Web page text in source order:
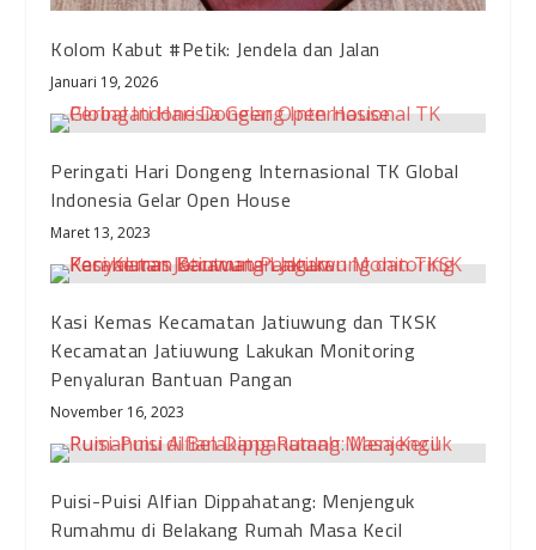
Kolom Kabut #Petik: Jendela dan Jalan
Januari 19, 2026
Peringati Hari Dongeng Internasional TK Global
Indonesia Gelar Open House
Maret 13, 2023
Kasi Kemas Kecamatan Jatiuwung dan TKSK
Kecamatan Jatiuwung Lakukan Monitoring
Penyaluran Bantuan Pangan
November 16, 2023
Puisi-Puisi Alfian Dippahatang: Menjenguk
Rumahmu di Belakang Rumah Masa Kecil